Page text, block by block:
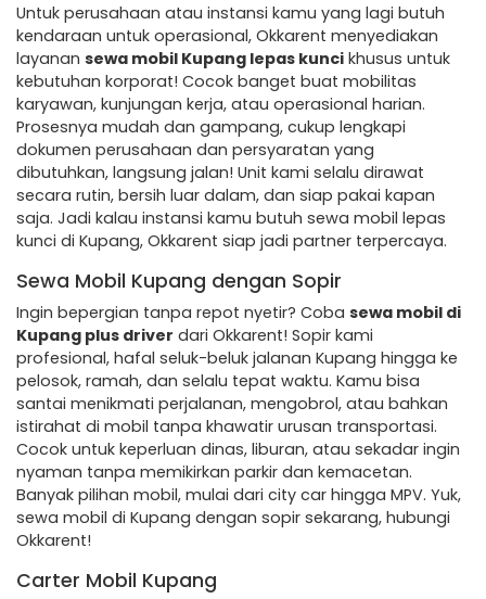
Untuk perusahaan atau instansi kamu yang lagi butuh
kendaraan untuk operasional, Okkarent menyediakan
layanan sewa mobil Kupang lepas kunci khusus untuk
kebutuhan korporat! Cocok banget buat mobilitas
karyawan, kunjungan kerja, atau operasional harian.
Prosesnya mudah dan gampang, cukup lengkapi
dokumen perusahaan dan persyaratan yang
dibutuhkan, langsung jalan! Unit kami selalu dirawat
secara rutin, bersih luar dalam, dan siap pakai kapan
saja. Jadi kalau instansi kamu butuh sewa mobil lepas
kunci di Kupang, Okkarent siap jadi partner terpercaya.
Sewa Mobil Kupang dengan Sopir
Ingin bepergian tanpa repot nyetir? Coba sewa mobil di
Kupang plus driver dari Okkarent! Sopir kami
profesional, hafal seluk-beluk jalanan Kupang hingga ke
pelosok, ramah, dan selalu tepat waktu. Kamu bisa
santai menikmati perjalanan, mengobrol, atau bahkan
istirahat di mobil tanpa khawatir urusan transportasi.
Cocok untuk keperluan dinas, liburan, atau sekadar ingin
nyaman tanpa memikirkan parkir dan kemacetan.
Banyak pilihan mobil, mulai dari city car hingga MPV. Yuk,
sewa mobil di Kupang dengan sopir sekarang, hubungi
Okkarent!
Carter Mobil Kupang